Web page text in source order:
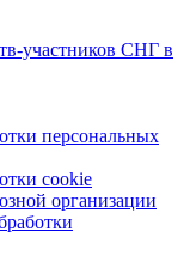
участников СНГ в
персональных
cookie
организации